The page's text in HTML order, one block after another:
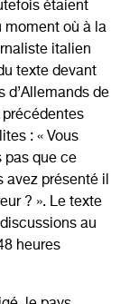
étaient
moment où à la
italien
texte devant
d’Allemands de
précédentes
: « Vous
pas que ce
avez présenté il
? ». Le texte
au
heures